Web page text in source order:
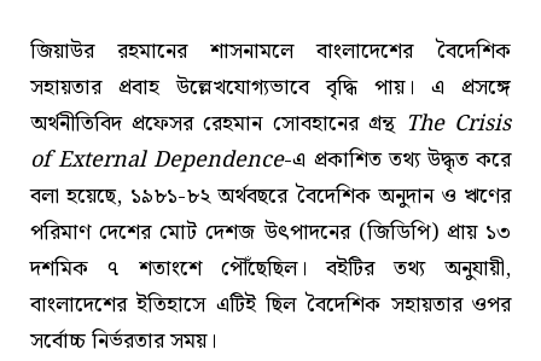
জিয়াউর রহমানের শাসনামলে বাংলাদেশের বৈদেশিক
সহায়তার প্রবাহ উল্লেখযোগ্যভাবে বৃদ্ধি পায়। এ প্রসঙ্গে
অর্থনীতিবিদ প্রফেসর রেহমান সোবহানের গ্রন্থ The Crisis
of External Dependence-এ প্রকাশিত তথ্য উদ্ধৃত করে
বলা হয়েছে, ১৯৮১-৮২ অর্থবছরে বৈদেশিক অনুদান ও ঋণের
পরিমাণ দেশের মোট দেশজ উৎপাদনের (জিডিপি) প্রায় ১৩
দশমিক ৭ শতাংশে পৌঁছেছিল। বইটির তথ্য অনুযায়ী,
বাংলাদেশের ইতিহাসে এটিই ছিল বৈদেশিক সহায়তার ওপর
সর্বোচ্চ নির্ভরতার সময়।